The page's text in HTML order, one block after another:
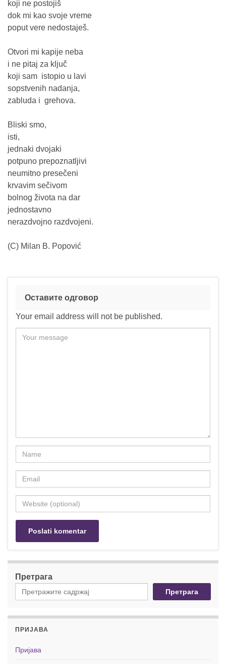
koji ne postojiš
dok mi kao svoje vreme
poput vere nedostaješ.
Otvori mi kapije neba
i ne pitaj za ključ
koji sam istopio u lavi
sopstvenih nadanja,
zabluda i grehova.
Bliski smo,
isti,
jednaki dvojaki
potpuno prepoznatljivi
neumitno presečeni
krvavim sečivom
bolnog života na dar
jednostavno
nerazdvojno razdvojeni.
(C) Milan B. Popović
Оставите одговор
Your email address will not be published.
Претрага
Претрага
ПРИЈАВА
Пријава